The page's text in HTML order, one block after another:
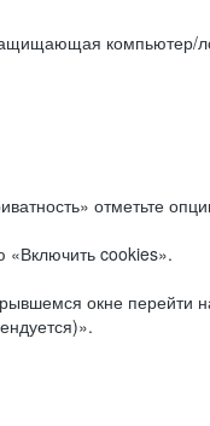
компьютер/
отметьте
«Включить cookies».
окне перейти